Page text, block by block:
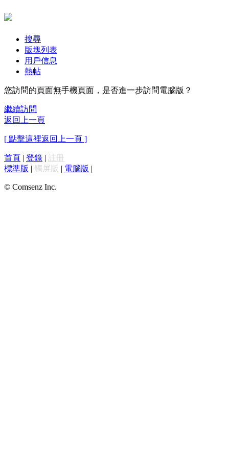
搜尋
版塊列表
用戶信息
熱帖
您訪問的頁面無手機頁面，是否進一步訪問電腦版？
繼續訪問
返回上一頁
[ 點擊這裡返回上一頁 ]
首頁 | 登錄 | 註冊
標準版 | 觸屏版 | 電腦版 |
© Comsenz Inc.